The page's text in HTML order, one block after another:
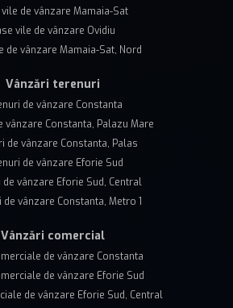
vile de vânzare Mamaia-Sat
vile de vânzare Ovidiu
de vânzare Mamaia-Sat, Nord
Vânzări terenuri
de vânzare Constanta
vânzare Constanta, Palazu Mare
de vânzare Constanta, Palas
de vânzare Eforie Sud
de vânzare Eforie Sud, Central
de vânzare Constanta, Metro 1
Vânzări comercial
de vânzare Constanta
de vânzare Eforie Sud
de vânzare Eforie Sud, Central